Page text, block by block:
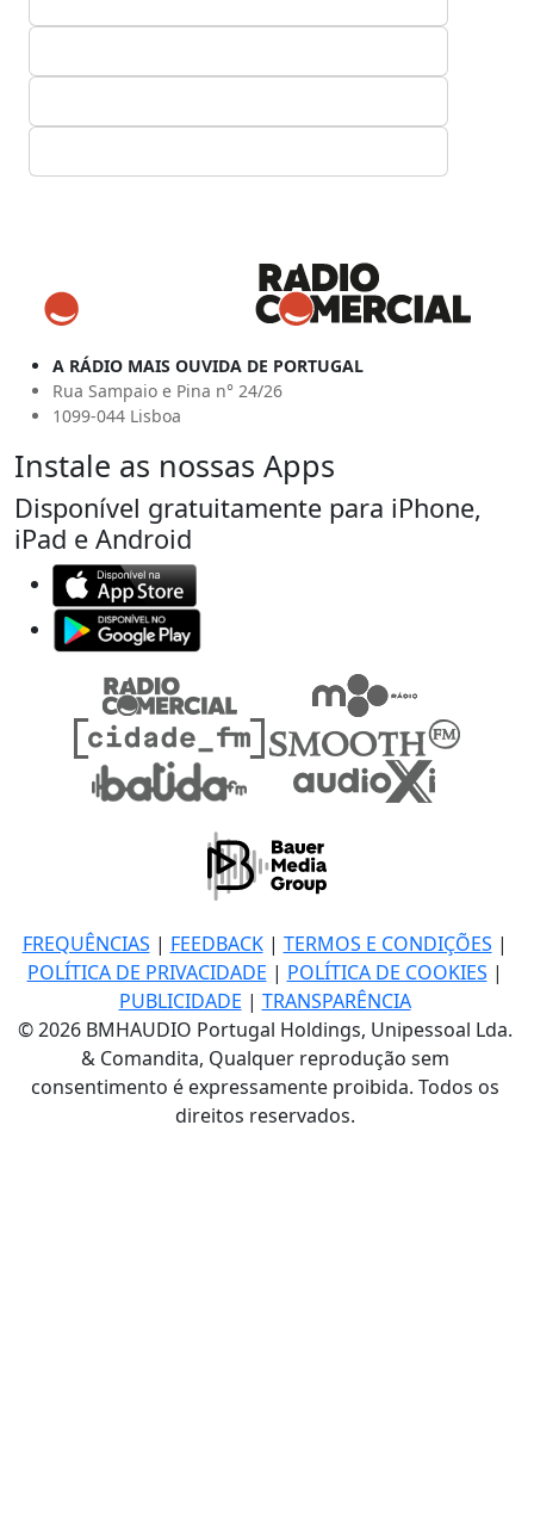
A RÁDIO MAIS OUVIDA DE PORTUGAL
Rua Sampaio e Pina n° 24/26
1099-044 Lisboa
Instale as nossas Apps
Disponível gratuitamente para iPhone,
iPad e Android
FREQUÊNCIAS | FEEDBACK| TERMOS E CONDIÇÕES |
POLÍTICA DE PRIVACIDADE | POLÍTICA DE COOKIES |
PUBLICIDADE | TRANSPARÊNCIA
© 2026 BMHAUDIO Portugal Holdings, Unipessoal Lda.
& Comandita, Qualquer reprodução sem
consentimento é expressamente proibida. Todos os
direitos reservados.